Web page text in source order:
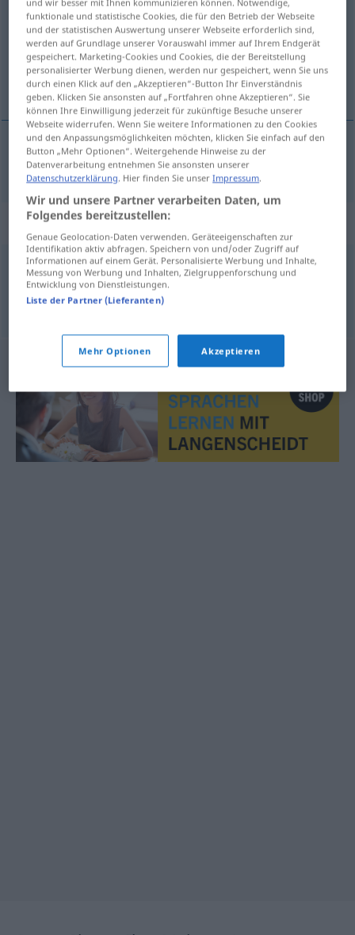
Übersicht aller Übersetzungen
(Für mehr Details die Übersetzung anklicken/antippen)
a mulge
mulge melken
Synonyme für "melken"
ausnutzen,ausbeuten
funktionale und statistische Cookies, die für den Betrieb der Webseite
und der statistischen Auswertung unserer Webseite erforderlich sind,
werden auf Grundlage unserer Vorauswahl immer auf Ihrem Endgerät
gespeichert. Marketing-Cookies und Cookies, die der Bereitstellung
personalisierter Werbung dienen, werden nur gespeichert, wenn Sie uns
durch einen Klick auf den „Akzeptieren“-Button Ihr Einverständnis
geben. Klicken Sie ansonsten auf „Fortfahren ohne Akzeptieren“. Sie
können Ihre Einwilligung jederzeit für zukünftige Besuche unserer
Webseite widerrufen. Wenn Sie weitere Informationen zu den Cookies
und den Anpassungsmöglichkeiten möchten, klicken Sie einfach auf den
Button „Mehr Optionen“. Weitergehende Hinweise zu der
Datenverarbeitung entnehmen Sie ansonsten unserer
Datenschutzerklärung . Hier finden Sie unserImpressum
Wir und unsere Partner verarbeiten Daten, um
Folgendes bereitzustellen:
Genaue Geolocation-Daten verwenden. Geräteeigenschaften zur
Identifikation aktiv abfragen. Speichern von und/oder Zugriff auf
Informationen auf einem Gerät. Personalisierte Werbung und Inhalte,
Messung von Werbung und Inhalten, Zielgruppenforschung und
Entwicklung von Dienstleistungen.
Liste der Partner (Lieferanten)
Mehr Optionen Akzeptieren